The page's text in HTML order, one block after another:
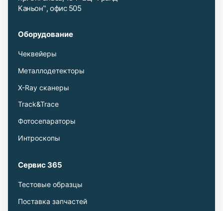
Каньон‟, офис 505
Оборудование
Чеквейеры
Металлодетекторы
X-Ray сканеры
Track&Trace
Фотосепараторы
Интроскопы
Сервис 365
Тестовые образцы
Поставка запчастей